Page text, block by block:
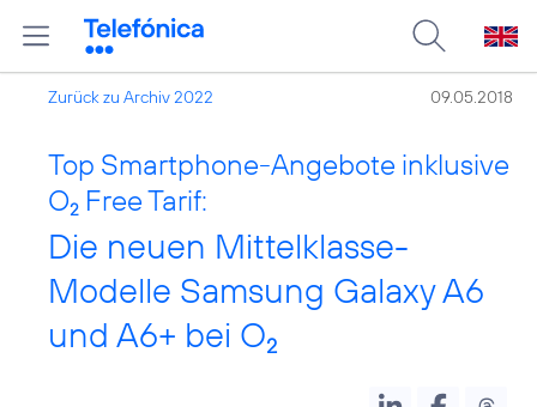
Zurück zu Archiv 2022 09.05.2018
Top Smartphone-Angebote inklusive
O2 Free Tarif:
Die neuen Mittelklasse-
Modelle Samsung Galaxy A6
und A6+ bei O2